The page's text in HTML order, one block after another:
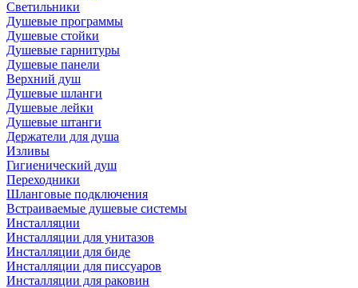
Светильники
Душевые программы
Душевые стойки
Душевые гарнитуры
Душевые панели
Верхний душ
Душевые шланги
Душевые лейки
Душевые штанги
Держатели для душа
Изливы
Гигиенический душ
Переходники
Шланговые подключения
Встраиваемые душевые системы
Инсталляции
Инсталляции для унитазов
Инсталляции для биде
Инсталляции для писсуаров
Инсталляции для раковин